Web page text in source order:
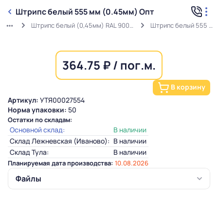
Штрипс белый 555 мм (0.45мм) Опт
Штрипс белый (0,45мм) RAL 9003 ГОСТ в защитной пленке Штрипс белый 555 мм (0.45мм) Опт
364.75 ₽ / пог.м.
В корзину
Артикул: УТЯ00027554
Норма упаковки: 50
Остатки по складам:
Основной склад:
В наличии
Склад Лежневская (Иваново): В наличии
Склад Тула:
В наличии
Планируемая дата производства: 10.08.2026
Файлы